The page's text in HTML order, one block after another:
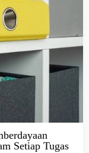
Setiap Tugas